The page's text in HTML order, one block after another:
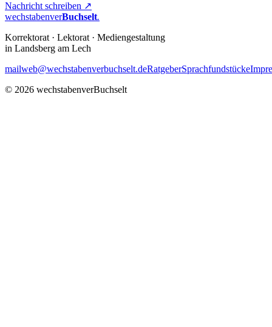
Nachricht schreiben ↗
wechstabenverBuchselt.
Korrektorat · Lektorat · Mediengestaltung
in Landsberg am Lech
mailweb@wechstabenverbuchselt.deRatgeberSprachfundstücke
© 2026 wechstabenverBuchselt